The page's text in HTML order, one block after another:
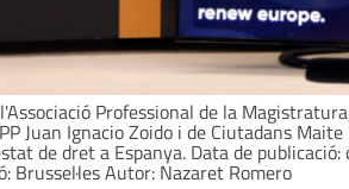
Professional de la
Juan Ignacio Zoido i de Ciutadans
de dret a Espanya. Data de
Brussel·les Autor: Nazaret Romero